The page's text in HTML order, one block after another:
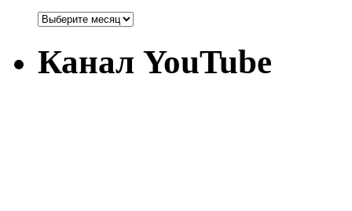
Канал YouTube